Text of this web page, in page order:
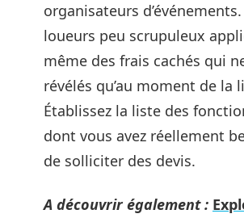
organisateurs
loueurs peu scrupuleux
même des frais cachés qui
révélés qu’au moment de la
Établissez la liste des
dont vous avez réellement
de solliciter des devis.
A découvrir également :